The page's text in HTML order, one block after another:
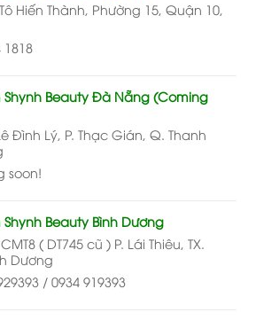
Hiến Thành, Phường 15, Quận 10,
1818
Shynh Beauty Đà Nẵng (Coming
Đình Lý, P. Thạc Gián, Q. Thanh
soon!
Shynh Beauty Bình Dương
( DT745 cũ ) P. Lái Thiêu, TX.
Dương
/ 0934 919393